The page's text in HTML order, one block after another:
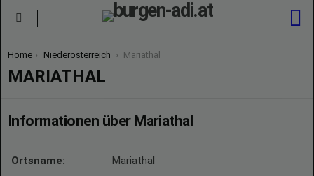
You are here:
Home Niederösterreich Mariathal
MARIATHAL
Informationen über Mariathal
Ortsname: Mariathal